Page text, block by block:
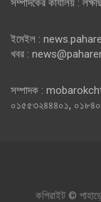
সম্পাদকের কার্যালয় :
ইমেইল :
খবর :
সম্পাদক :
০১৫৫৩২৪৪৪০১,
কপিরাইট ©